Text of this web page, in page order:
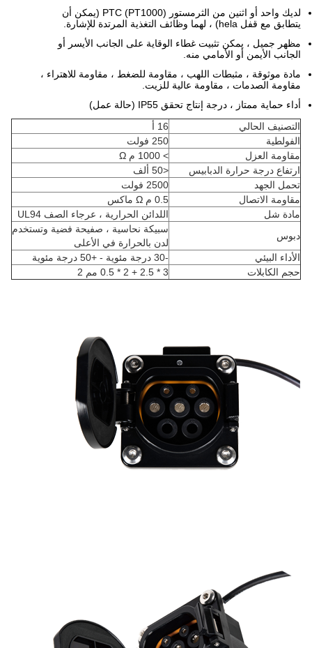
لديك واحد أو اثنين من الثرمستور PTC (PT1000) (يمكن أن
يتطابق مع قفل hela) ، لهما وظائف التغذية المرتدة للإشارة.
مظهر جميل ، يمكن تثبيت غطاء الوقاية على الجانب الأيسر أو
الجانب الأيمن أو الأمامي منه.
مادة موثوقة ، مثبطات اللهب ، مقاومة للضغط ، مقاومة للاهتراء ،
مقاومة الصدمات ، مقاومة عالية للزيت.
أداء حماية ممتاز ، درجة إنتاج تحقق IP55 (حالة عمل)
التصنيف الحالي
16 أ
الفولطية
250 فولت
مقاومة العزل
> 1000 م Ω
ارتفاع درجة حرارة الدبابيس
<50 ألف
تحمل الجهد
2500 فولت
مقاومة الاتصال
0.5 م Ω ماكس
مادة شل
اللدائن الحرارية ، عرجاء الصف UL94
دبوس
سبيكة نحاسية ، صفيحة فضية وتستخدم
لدن بالحرارة في الأعلى
الأداء البيئي
حجم الكابلات